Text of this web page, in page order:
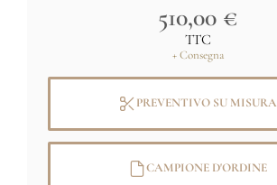
510,00 €
TTC
+ Consegna
PREVENTIVO SU MISURA
CAMPIONE D'ORDINE